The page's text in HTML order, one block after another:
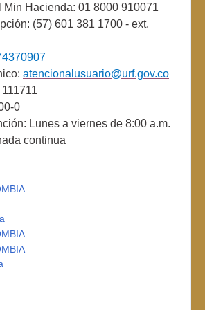
Min Hacienda: 01 8000 910071
(57) 601 381 1700 - ext.
atencionalusuario@urf.gov.co
0
Lunes a viernes de 8:00 a.m.
continua